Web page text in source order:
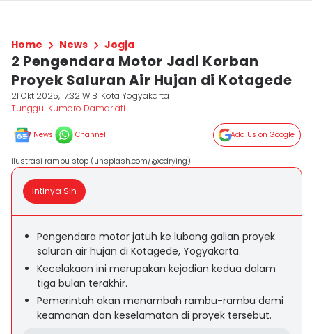
Home News Jogja
2 Pengendara Motor Jadi Korban
Proyek Saluran Air Hujan di Kotagede
21 Okt 2025, 17:32 WIB Kota Yogyakarta
Tunggul Kumoro Damarjati
News Channel Add Us on Google
ilustrasi rambu stop (unsplash.com/@cdrying)
Intinya Sih
Pengendara motor jatuh ke lubang galian proyek
saluran air hujan di Kotagede, Yogyakarta.
Kecelakaan ini merupakan kejadian kedua dalam
tiga bulan terakhir.
Pemerintah akan menambah rambu-rambu demi
keamanan dan keselamatan di proyek tersebut.